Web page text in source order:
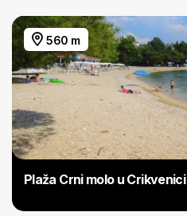
560 m
Plaža Crni molo u Crikvenici